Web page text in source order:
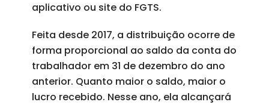
aplicativo ou site do FGTS.
Feita desde 2017, a distribuição ocorre de
forma proporcional ao saldo da conta do
trabalhador em 31 de dezembro do ano
anterior. Quanto maior o saldo, maior o
lucro recebido. Nesse ano, ela alcançará